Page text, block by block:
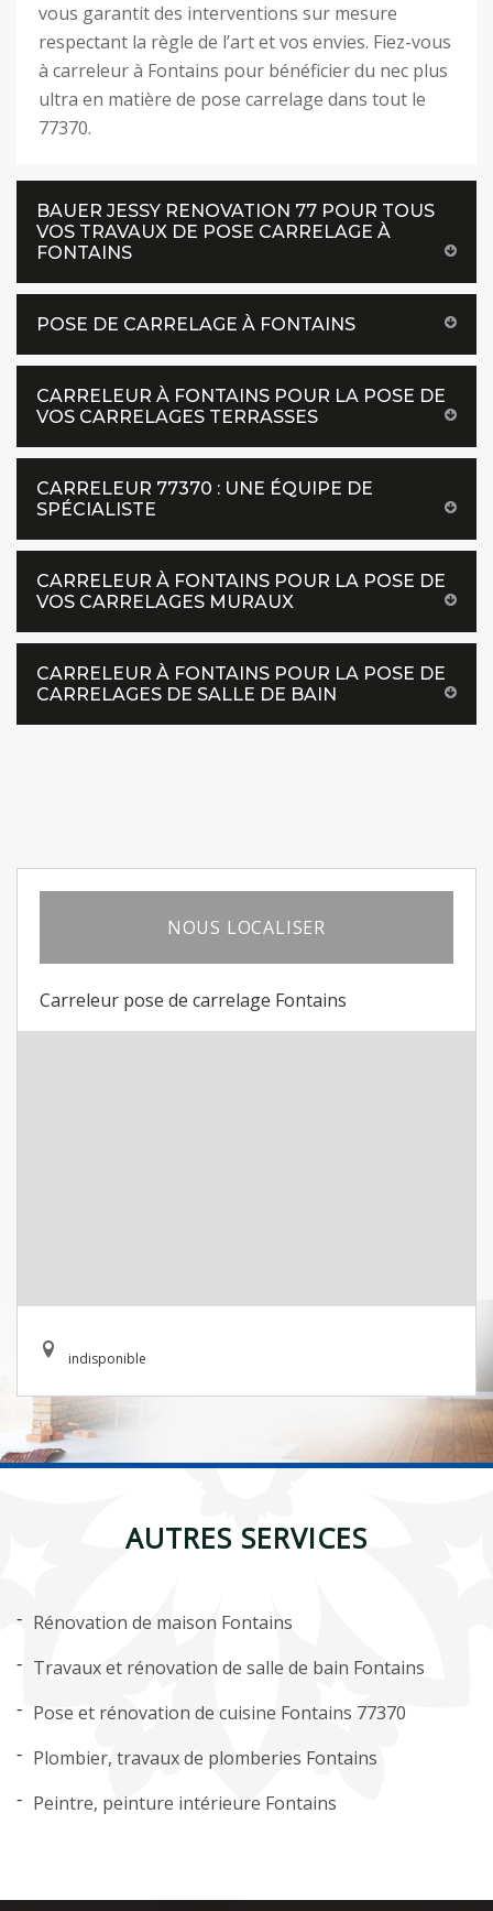
vous garantit des interventions sur mesure
respectant la règle de l’art et vos envies. Fiez-vous
à carreleur à Fontains pour bénéficier du nec plus
ultra en matière de pose carrelage dans tout le
77370.
BAUER JESSY RENOVATION 77 POUR TOUS
VOS TRAVAUX DE POSE CARRELAGE À
FONTAINS
POSE DE CARRELAGE À FONTAINS
CARRELEUR À FONTAINS POUR LA POSE DE
VOS CARRELAGES TERRASSES
CARRELEUR 77370 : UNE ÉQUIPE DE
SPÉCIALISTE
CARRELEUR À FONTAINS POUR LA POSE DE
VOS CARRELAGES MURAUX
CARRELEUR À FONTAINS POUR LA POSE DE
CARRELAGES DE SALLE DE BAIN
NOUS LOCALISER
Carreleur pose de carrelage Fontains
indisponible
AUTRES SERVICES
Rénovation de maison Fontains
Travaux et rénovation de salle de bain Fontains
Pose et rénovation de cuisine Fontains 77370
Plombier, travaux de plomberies Fontains
Peintre, peinture intérieure Fontains